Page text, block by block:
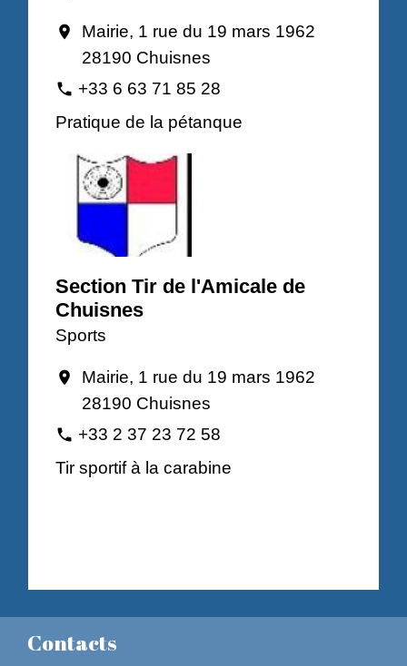
location_on
Mairie, 1 rue du 19 mars 1962
28190 Chuisnes
phone +33 6 63 71 85 28
Pratique de la pétanque
Section Tir de l'Amicale de
Chuisnes
Sports
location_on
Mairie, 1 rue du 19 mars 1962
28190 Chuisnes
phone +33 2 37 23 72 58
Tir sportif à la carabine
Contacts